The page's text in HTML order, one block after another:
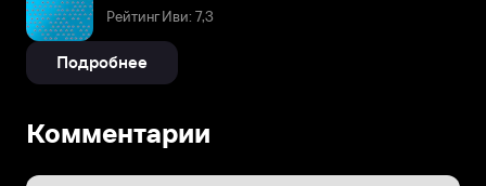
Рейтинг Иви: 7,3
Подробнее
Комментарии